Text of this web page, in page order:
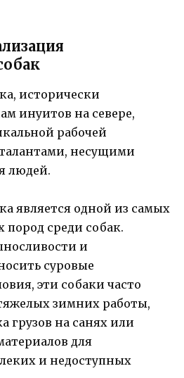
исторически
инуитов на севере,
рабочей
несущими
людей.
является одной из самых
среди собак.
и
суровые
эти собаки часто
зимних работы,
грузов на санях или
для
и недоступных